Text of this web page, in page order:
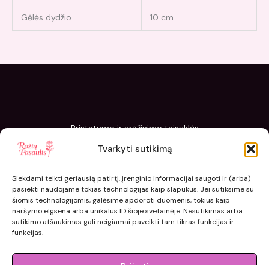
Tvarkyti sutikimą
Siekdami teikti geriausią patirtį, įrenginio informacijai saugoti ir (arba)
pasiekti naudojame tokias technologijas kaip slapukus. Jei sutiksime su
šiomis technologijomis, galėsime apdoroti duomenis, tokius kaip
naršymo elgsena arba unikalūs ID šioje svetainėje. Nesutikimas arba
sutikimo atšaukimas gali neigiamai paveikti tam tikras funkcijas ir
funkcijas.
Gėlės dydžio 10 cm
Pristatymo ir grąžinimo taisyklės
Slapukų politika